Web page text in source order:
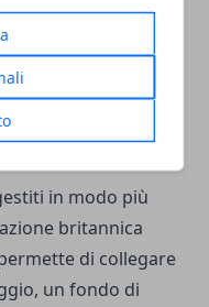
dell'intero
estetico: la
quanto
rapidamente
in modo più
britannica
di collegare
un fondo di